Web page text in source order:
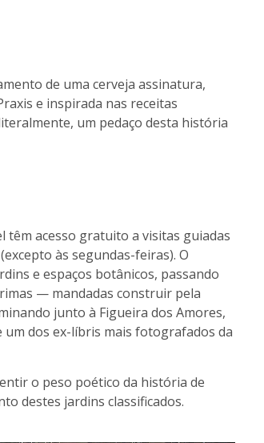
de uma cerveja assinatura,
e inspirada nas receitas
um pedaço desta história
acesso gratuito a visitas guiadas
às segundas-feiras). O
e espaços botânicos, passando
— mandadas construir pela
junto à Figueira dos Amores,
dos ex-líbris mais fotografados da
o peso poético da história de
destes jardins classificados.